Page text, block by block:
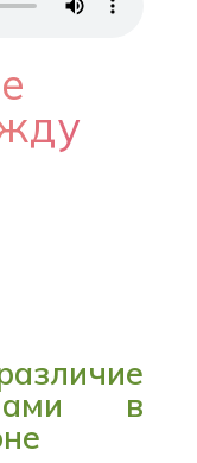
в